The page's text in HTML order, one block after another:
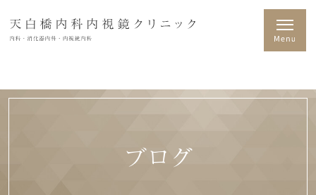
ブログ